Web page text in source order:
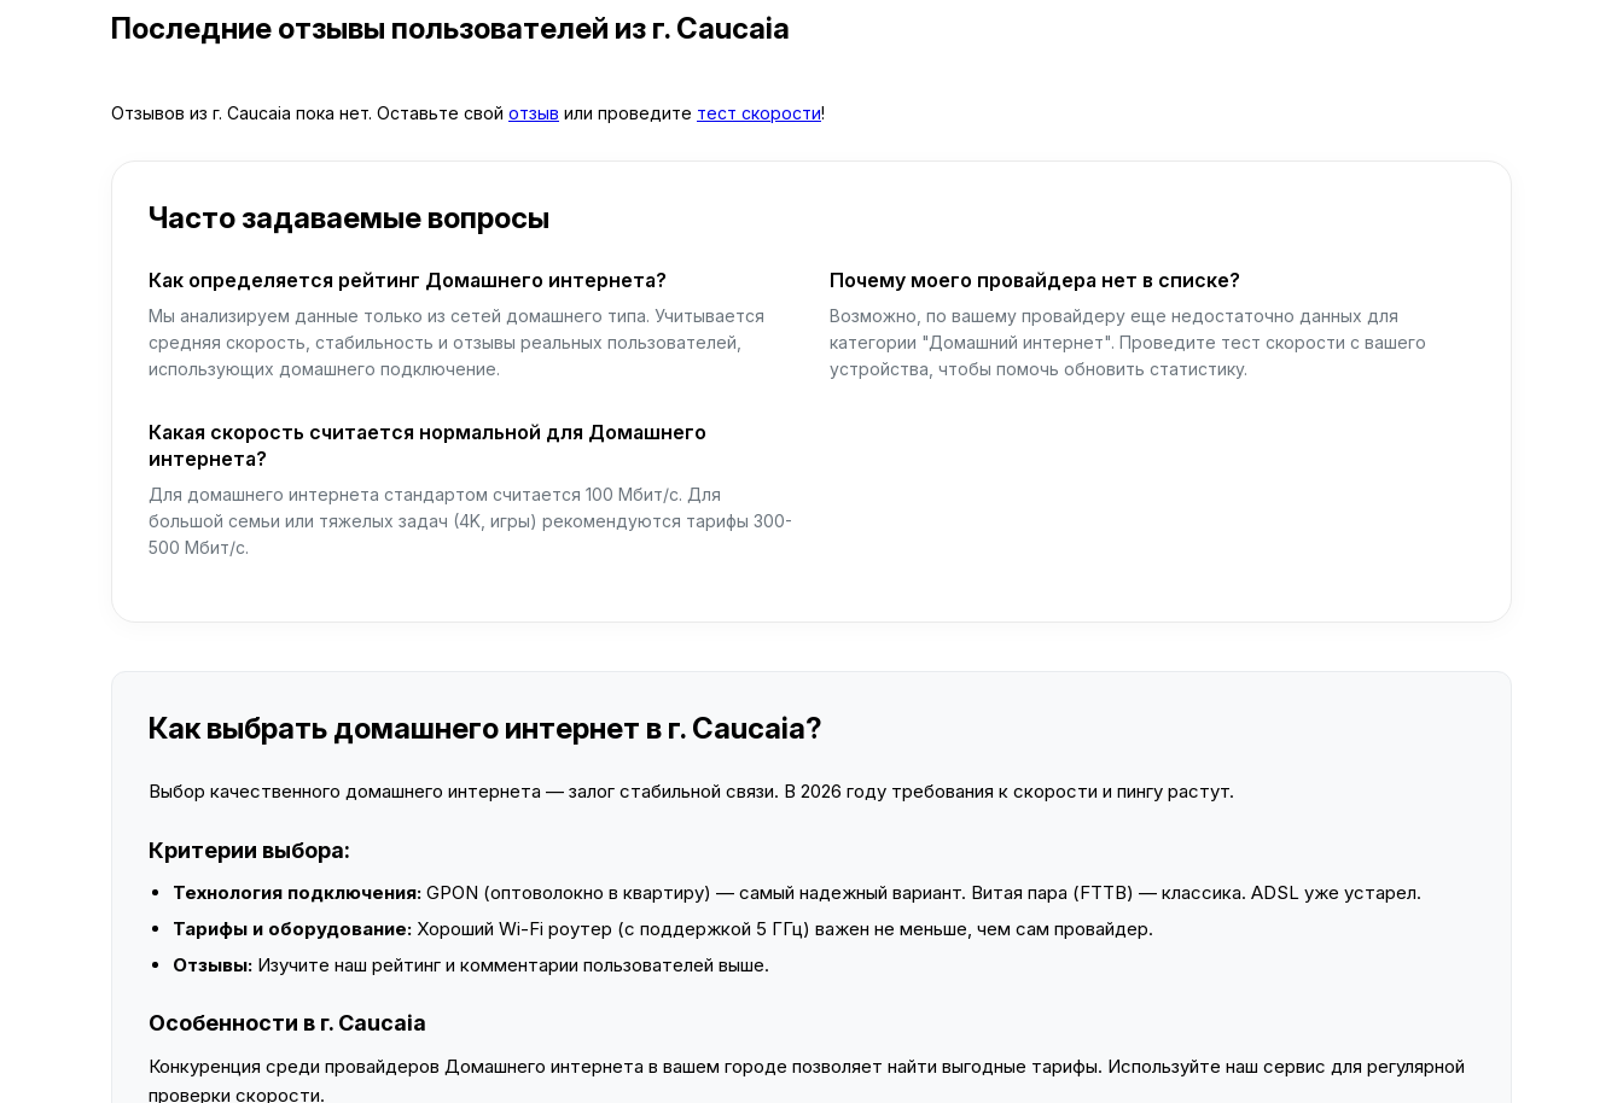
Последние отзывы пользователей из г. Caucaia
Отзывов из г. Caucaia пока нет. Оставьте свой отзыв или проведите тест скорости!
Часто задаваемые вопросы
Как определяется рейтинг Домашнего интернета?
Мы анализируем данные только из сетей домашнего типа. Учитывается
средняя скорость, стабильность и отзывы реальных пользователей,
использующих домашнего подключение.
Почему моего провайдера нет в списке?
Возможно, по вашему провайдеру еще недостаточно данных для
категории "Домашний интернет". Проведите тест скорости с вашего
устройства, чтобы помочь обновить статистику.
Какая скорость считается нормальной для Домашнего
интернета?
Для домашнего интернета стандартом считается 100 Мбит/с. Для
большой семьи или тяжелых задач (4K, игры) рекомендуются тарифы 300-
500 Мбит/с.
Как выбрать домашнего интернет в г. Caucaia?
Выбор качественного домашнего интернета — залог стабильной связи. В 2026 году требования к скорости и пингу растут.
Критерии выбора:
Технология подключения: GPON (оптоволокно в квартиру) — самый надежный вариант. Витая пара (FTTB) — классика. ADSL уже устарел.
Тарифы и оборудование: Хороший Wi-Fi роутер (с поддержкой 5 ГГц) важен не меньше, чем сам провайдер.
Отзывы: Изучите наш рейтинг и комментарии пользователей выше.
Особенности в г. Caucaia
Конкуренция среди провайдеров Домашнего интернета в вашем городе позволяет найти выгодные тарифы. Используйте наш сервис для регулярной
проверки скорости.